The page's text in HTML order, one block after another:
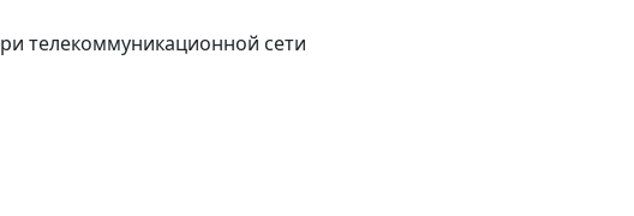
телекоммуникационной сети